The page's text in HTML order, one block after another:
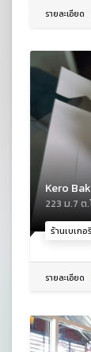
รายละเอียด
ร้านเบเกอ
Kero
223 ม.7 ต
รายละเอียด